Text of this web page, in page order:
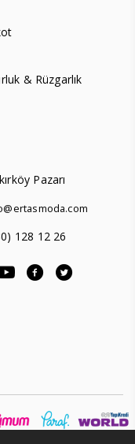
& Rüzgarlık
Pazarı
128 12 26